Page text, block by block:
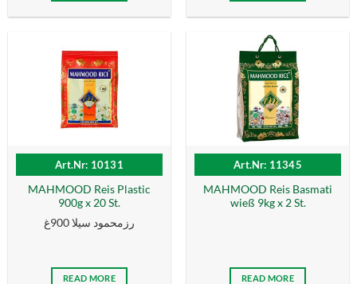
Art.Nr: 10131
MAHMOOD Reis Plastic
900g x 20 St.
رزمحمود سيلا 900غ
READ MORE
Art.Nr: 11345
MAHMOOD Reis Basmati
wieß 9kg x 2 St.
READ MORE